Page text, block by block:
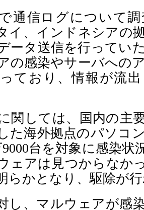
通信ログについて
イ、インドネシアの
ータ送信を行ってい
の感染やサーバへの
ており、情報が流
関しては、国内の主
た海外拠点のパソコ
台を対象に感染状
ェアは見つからなか
らかとなり、駆除が
し、マルウェアが感